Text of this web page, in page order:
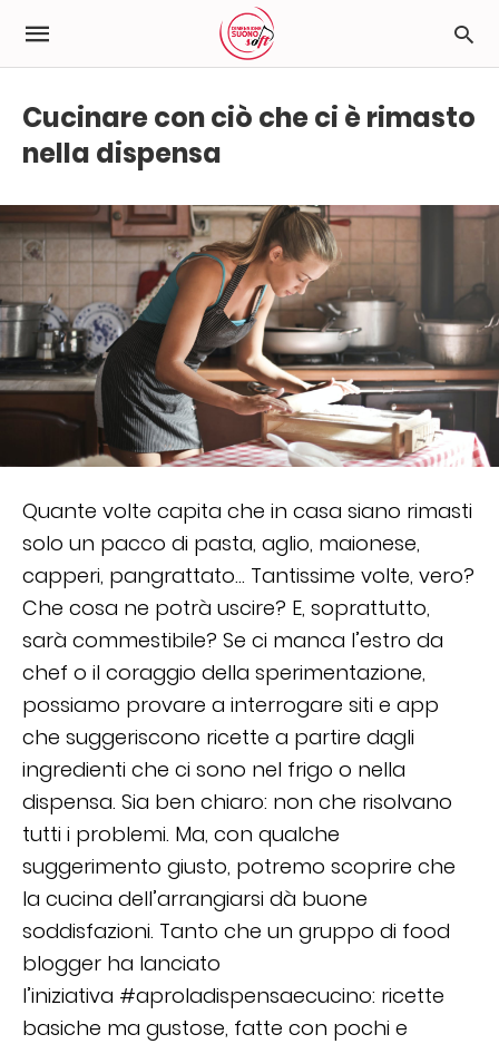
Cucinare con ciò che ci è rimasto
nella dispensa
Quante volte capita che in casa siano rimasti
solo un pacco di pasta, aglio, maionese,
capperi, pangrattato… Tantissime volte, vero?
Che cosa ne potrà uscire? E, soprattutto,
sarà commestibile? Se ci manca l’estro da
chef o il coraggio della sperimentazione,
possiamo provare a interrogare siti e app
che suggeriscono ricette a partire dagli
ingredienti che ci sono nel frigo o nella
dispensa. Sia ben chiaro: non che risolvano
tutti i problemi. Ma, con qualche
suggerimento giusto, potremo scoprire che
la cucina dell’arrangiarsi dà buone
soddisfazioni. Tanto che un gruppo di food
blogger ha lanciato
l’iniziativa #aproladispensaecucino: ricette
basiche ma gustose, fatte con pochi e